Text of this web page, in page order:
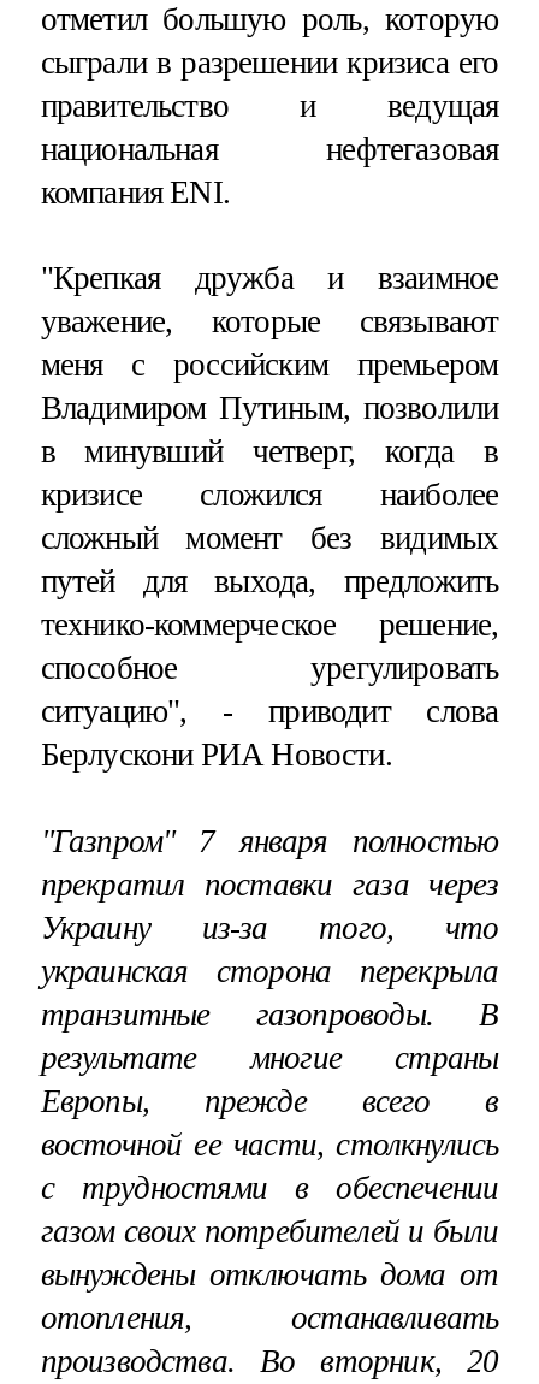
отметил большую роль, которую
сыграли в разрешении кризиса его
правительство и ведущая
национальная нефтегазовая
компания ENI.
"Крепкая дружба и взаимное
уважение, которые связывают
меня с российским премьером
Владимиром Путиным, позволили
в минувший четверг, когда в
кризисе сложился наиболее
сложный момент без видимых
путей для выхода, предложить
технико-коммерческое решение,
способное урегулировать
ситуацию", - приводит слова
Берлускони РИА Новости.
"Газпром" 7 января полностью
прекратил поставки газа через
Украину из-за того, что
украинская сторона перекрыла
транзитные газопроводы. В
результате многие страны
Европы, прежде всего в
восточной ее части, столкнулись
с трудностями в обеспечении
газом своих потребителей и были
вынуждены отключать дома от
отопления, останавливать
производства. Во вторник, 20